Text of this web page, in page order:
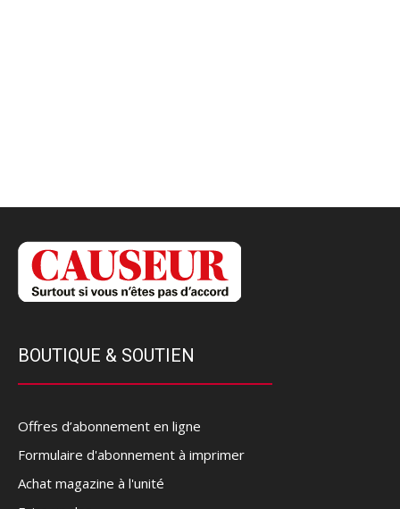
BOUTIQUE & SOUTIEN
Offres d’abonnement en ligne
Formulaire d'abonnement à imprimer
Achat magazine à l'unité